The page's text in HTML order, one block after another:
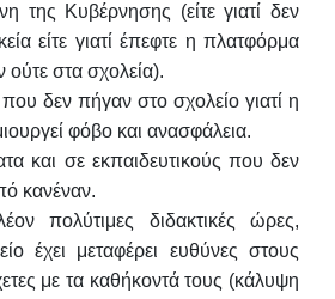
της Κυβέρνησης (είτε γιατί δεν
είτε γιατί έπεφτε η πλατφόρμα
ούτε στα σχολεία).
δεν πήγαν στο σχολείο γιατί η
φόβο και ανασφάλεια.
και σε εκπαιδευτικούς που δεν
κανέναν.
πολύτιμες διδακτικές ώρες,
έχει μεταφέρει ευθύνες στους
με τα καθήκοντά τους (κάλυψη